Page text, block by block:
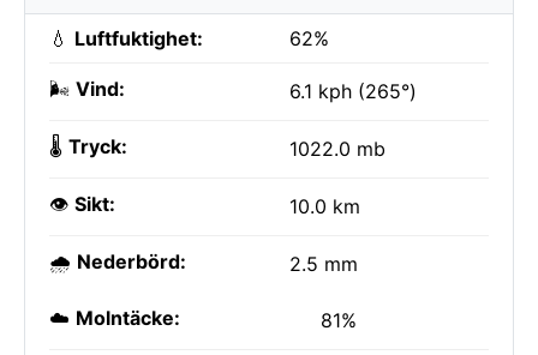
💧 Luftfuktighet: 62%
🌬️ Vind: 6.1 kph (265°)
🌡️ Tryck: 1022.0 mb
👁️ Sikt: 10.0 km
🌧️ Nederbörd: 2.5 mm
☁️ Molntäcke: 81%